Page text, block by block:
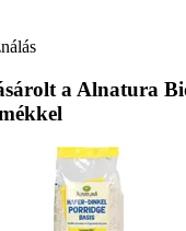
a Alnatura